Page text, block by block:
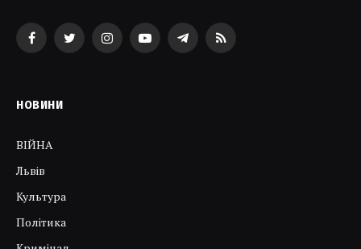
FacebookTwitterInstagramYouTubeTelegramRSS
НОВИНИ
ВІЙНА
Львів
Культура
Політика